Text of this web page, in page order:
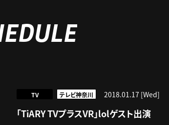
2018.01.17 [Wed]
TV テレビ神奈川
「TiARY TVプラスVR」lolゲスト出演